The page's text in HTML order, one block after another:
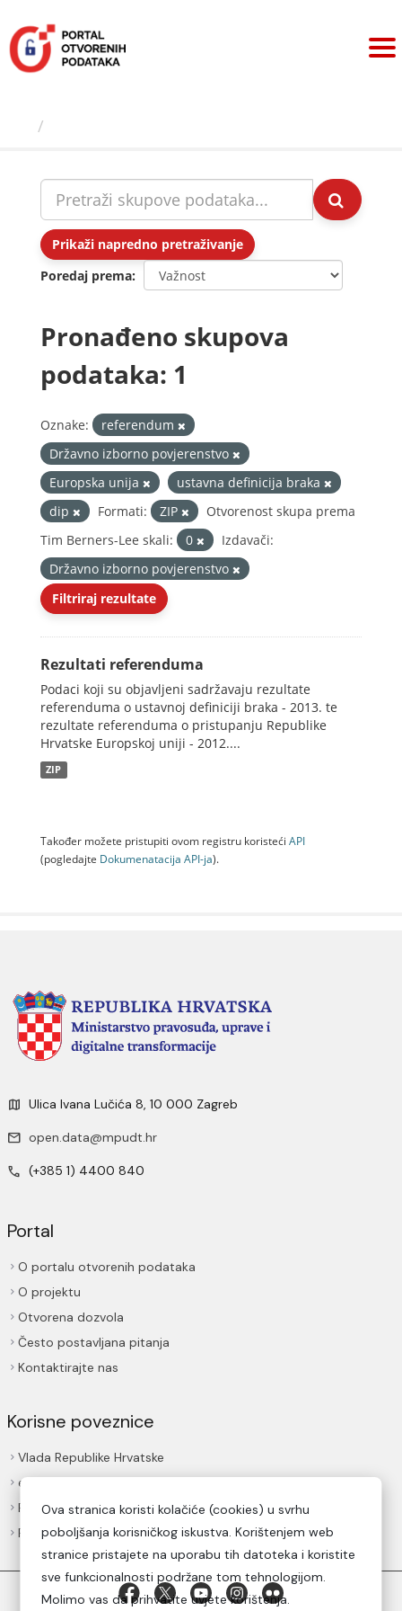
sadržaj
Prikaži napredno pretraživanje
Poredaj prema
Pronađeno skupova
podataka: 1
Oznake:
referendum
Državno izborno povjerenstvo
Europska unija
ustavna definicija braka
dip
Formati: ZIP
Otvorenost skupa prema
Tim Berners-Lee skali:
0
Izdavači:
Državno izborno povjerenstvo
Filtriraj rezultate
Rezultati referenduma
Podaci koji su objavljeni sadržavaju rezultate
referenduma o ustavnoj definiciji braka - 2013. te
rezultate referenduma o pristupanju Republike
Hrvatske Europskoj uniji - 2012....
ZIP
Također možete pristupiti ovom registru koristeći API
(pogledajte Dokumenаtаcijа API-jа).